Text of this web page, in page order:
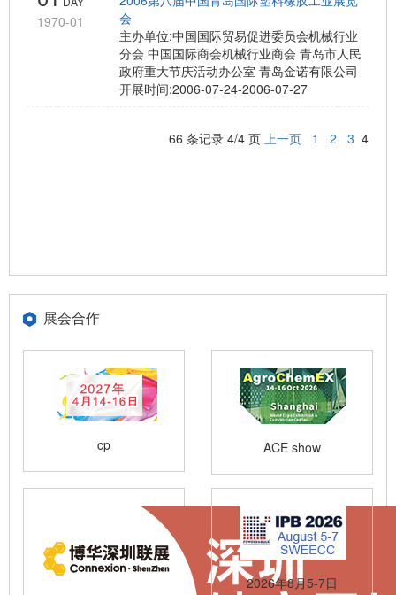
1970-01
会
主办单位:中国国际贸易促进委员会机械行业
分会 中国国际商会机械行业商会 青岛市人民
政府重大节庆活动办公室 青岛金诺有限公司
开展时间:2006-07-24-2006-07-27
66 条记录 4/4 页 上一页 1 2 3 4
展会合作
cp ACE show
2026年8月5-7日